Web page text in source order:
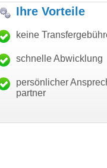
Service!"
Thomas Schäfer
GmbH
"Ich bin
haben.
mein
Ihre Vorteile
keine
schnelle Abwicklung
persönlicher
partner